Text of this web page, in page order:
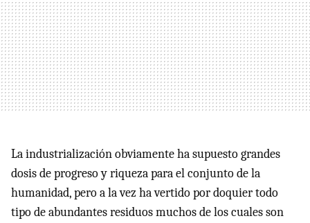
La industrialización obviamente ha supuesto grandes
dosis de progreso y riqueza para el conjunto de la
humanidad, pero a la vez ha vertido por doquier todo
tipo de abundantes residuos muchos de los cuales son